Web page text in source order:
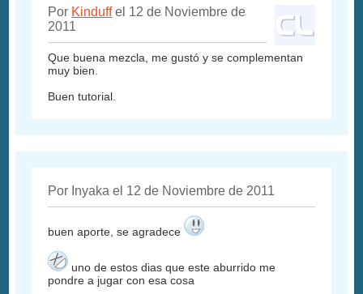
Por Kinduffel 12 de Noviembre de
2011
Que buena mezcla, me gustó y se complementan
muy bien.
Buen tutorial.
Por Inyaka el 12 de Noviembre de 2011
buen aporte, se agradece
uno de estos dias que este aburrido me
pondre a jugar con esa cosa